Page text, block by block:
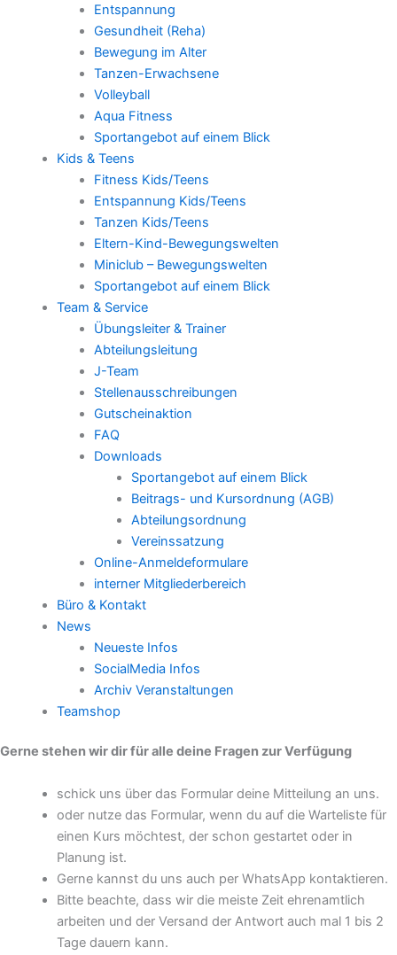
Entspannung
Gesundheit (Reha)
Bewegung im Alter
Tanzen-Erwachsene
Volleyball
Aqua Fitness
Sportangebot auf einem Blick
Kids & Teens
Fitness Kids/Teens
Entspannung Kids/Teens
Tanzen Kids/Teens
Eltern-Kind-Bewegungswelten
Miniclub – Bewegungswelten
Sportangebot auf einem Blick
Team & Service
Übungsleiter & Trainer
Abteilungsleitung
J-Team
Stellenausschreibungen
Gutscheinaktion
FAQ
Downloads
Sportangebot auf einem Blick
Beitrags- und Kursordnung (AGB)
Abteilungsordnung
Vereinssatzung
Online-Anmeldeformulare
interner Mitgliederbereich
Büro & Kontakt
News
Neueste Infos
SocialMedia Infos
Archiv Veranstaltungen
Teamshop
Gerne stehen wir dir für alle deine Fragen zur Verfügung
schick uns über das Formular deine Mitteilung an uns.
oder nutze das Formular, wenn du auf die Warteliste für
einen Kurs möchtest, der schon gestartet oder in
Planung ist.
Gerne kannst du uns auch per WhatsApp kontaktieren.
Bitte beachte, dass wir die meiste Zeit ehrenamtlich
arbeiten und der Versand der Antwort auch mal 1 bis 2
Tage dauern kann.